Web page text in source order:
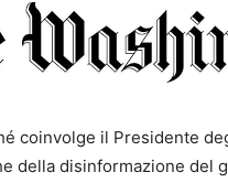
coinvolge il Presidente
della disinformazione del